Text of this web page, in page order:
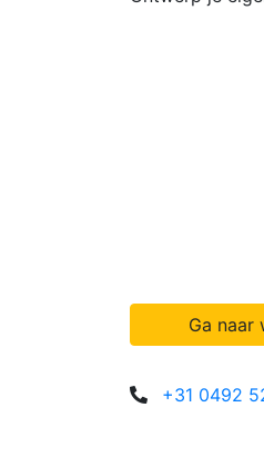
Ga
+31 0492